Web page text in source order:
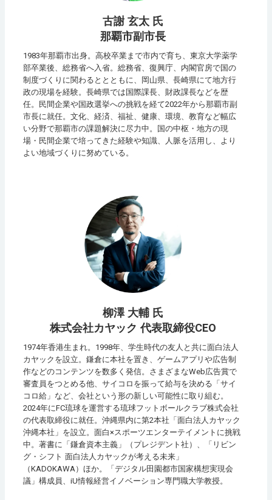
古謝 玄太 氏
那覇市副市長
1983年那覇市出身。高校卒業まで市内で育ち、東京大学薬学
部卒業後、総務省へ入省。総務省、復興庁、内閣官房で国の
制度づくりに関わるととともに、岡山県、長崎県にて地方行
政の現場を経験。長崎県では国際課長、財政課長などを歴
任。民間企業や国政選挙への挑戦を経て2022年から那覇市副
市長に就任。文化、経済、福祉、健康、環境、教育など幅広
い分野で那覇市の課題解決に尽力中。国の中枢・地方の現
場・民間企業で培ってきた経験や知識、人脈を活用し、より
よい地域づくりに努めている。
柳澤 大輔 氏
株式会社カヤック 代表取締役CEO
1974年香港生まれ。1998年、学生時代の友人と共に面白法人
カヤックを設立。鎌倉に本社を置き、ゲームアプリや広告制
作などのコンテンツを数多く発信。さまざまなWeb広告賞で
審査員をつとめる他、サイコロを振って給与を決める「サイ
コロ給」など、会社という形の新しい可能性に取り組む。
2024年にFC琉球を運営する琉球フットボールクラブ株式会社
の代表取締役に就任。沖縄県内に第2本社「面白法人カヤック
沖縄本社」を設立。面白×スポーツエンターテイメントに挑戦
中。著書に「鎌倉資本主義」（プレジデント社）、「リビン
グ・シフト 面白法人カヤックが考える未来」
（KADOKAWA）ほか。「デジタル田園都市国家構想実現会
議」構成員、iU情報経営イノベーション専門職大学教授。